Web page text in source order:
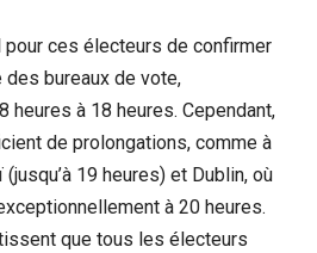
ces ⁣électeurs ‍de confirmer
des bureaux de vote,
heures​ à 18 heures.⁤ Cependant,
de prolongations, comme à⁢
⁢19 heures) et⁤ Dublin, où
à 20 heures.
que tous les électeurs